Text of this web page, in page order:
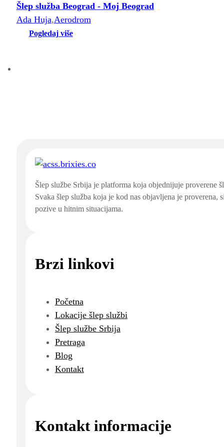
Šlep služba Beograd - Moj Beograd
Ada Huja,Aerodrom
Pogledaj više
Šlep službe Srbija je platforma koja objednijuje proverene
Svaka šlep služba koja je kod nas objavljena je proverena,
pozive u hitnim situacijama.
Brzi linkovi
Početna
Lokacije šlep službi
Šlep službe Srbija
Pretraga
Blog
Kontakt
Kontakt informacije